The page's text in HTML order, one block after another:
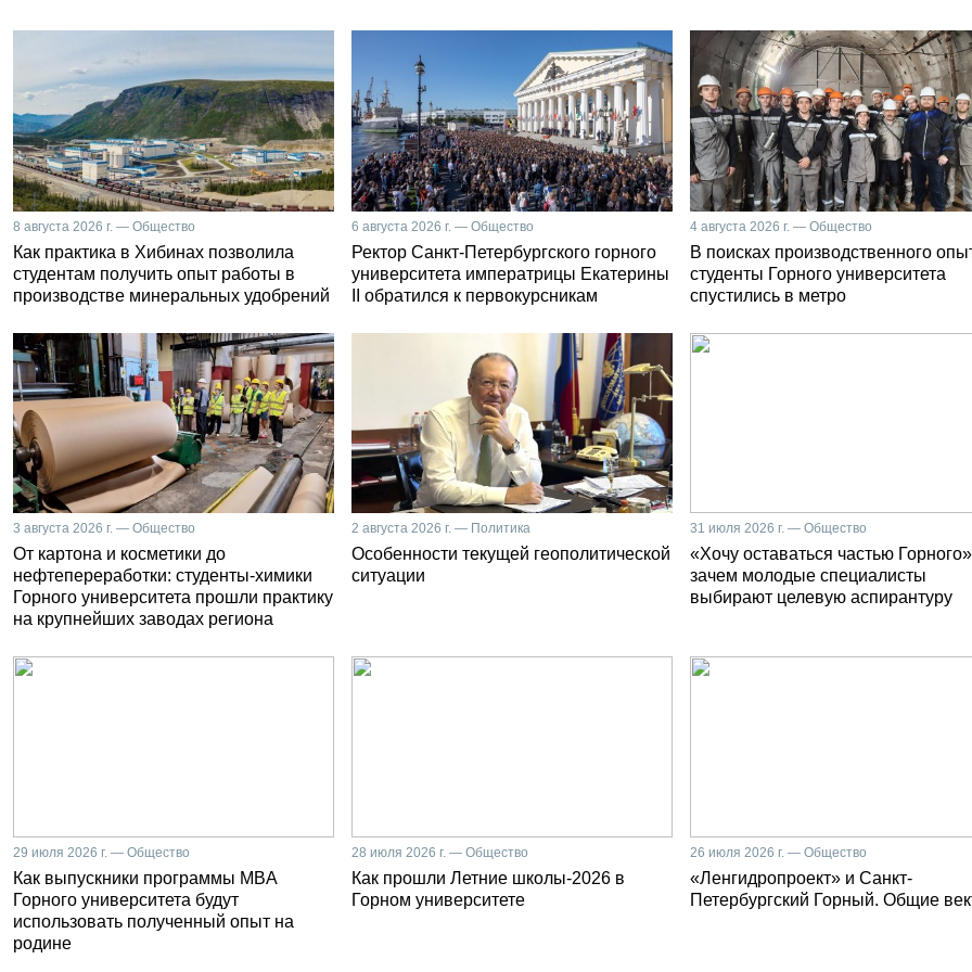
8 августа 2026 г. — Общество
Как практика в Хибинах позволила
студентам получить опыт работы в
производстве минеральных удобрений
6 августа 2026 г. — Общество
Ректор Санкт-Петербургского горного
университета императрицы Екатерины
II обратился к первокурсникам
4 августа 2026 г. — Общество
В поисках производственного
студенты Горного университета
спустились в метро
3 августа 2026 г. — Общество
От картона и косметики до
нефтепереработки: студенты-химики
Горного университета прошли практику
на крупнейших заводах региона
2 августа 2026 г. — Политика
Особенности текущей геополитической
ситуации
31 июля 2026 г. — Общество
«Хочу оставаться частью
зачем молодые специалисты
выбирают целевую аспирантуру
29 июля 2026 г. — Общество
Как выпускники программы MBA
Горного университета будут
использовать полученный опыт на
родине
28 июля 2026 г. — Общество
Как прошли Летние школы-2026 в
Горном университете
26 июля 2026 г. — Общество
«Ленгидропроект» и Санкт-
Петербургский Горный. Общие